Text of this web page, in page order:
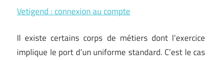
Vetigend : connexion au compte
Il existe certains corps de métiers dont l’exercice
implique le port d’un uniforme standard. C’est le cas